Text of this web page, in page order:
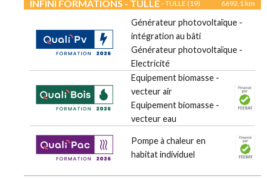
INFINI FORMATIONS - TULLE - TULLE (19) 6692.1 km
Générateur photovoltaïque -
intégration au bâti
Générateur photovoltaïque -
Electricité
Equipement biomasse -
vecteur air
Equipement biomasse -
vecteur eau
Pompe à chaleur en
habitat individuel